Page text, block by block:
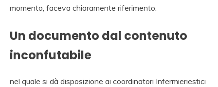
momento, faceva chiaramente riferimento.
Un documento dal contenuto
inconfutabile
nel quale si dà disposizione ai coordinatori Infermieriestici